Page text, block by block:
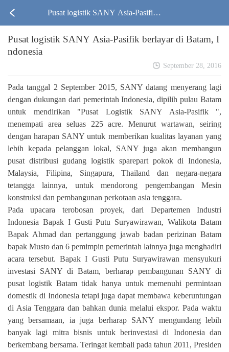
Pusat logistik SANY Asia-Pasifik b
erlayar di Batam, Indonesia
Pusat logistik SANY Asia-Pasifik berlayar di Batam, I
ndonesia
September 28, 2016
Pada tanggal 2 September 2015, SANY datang menyerang lagi
dengan dukungan dari pemerintah Indonesia, dipilih pulau Batam
untuk mendirikan "Pusat Logistik SANY Asia-Pasifik ",
menempati area seluas 225 acre. Menurut wartawan, seiring
dengan harapan SANY untuk memberikan kualitas layanan yang
lebih kepada pelanggan lokal, SANY juga akan membangun
pusat distribusi gudang logistik sparepart pokok di Indonesia,
Malaysia, Filipina, Singapura, Thailand dan negara-negara
tetangga lainnya, untuk mendorong pengembangan Mesin
konstruksi dan pembangunan perkotaan asia tenggara.
Pada upacara terobosan proyek, dari Departemen Industri
Indonesia Bapak I Gusti Putu Suryawirawan, Walikota Batam
Bapak Ahmad dan pertanggung jawab badan perizinan Batam
bapak Musto dan 6 pemimpin pemerintah lainnya juga menghadiri
acara tersebut. Bapak I Gusti Putu Suryawirawan mensyukuri
investasi SANY di Batam, berharap pembangunan SANY di
pusat logistik Batam tidak hanya untuk memenuhi permintaan
domestik di Indonesia tetapi juga dapat membawa keberuntungan
di Asia Tenggara dan bahkan dunia melalui ekspor. Pada waktu
yang bersamaan, ia juga berharap SANY mengundang lebih
banyak lagi mitra bisnis untuk berinvestasi di Indonesia dan
berkembang bersama. Teringat kembali pada tahun 2011, Presiden